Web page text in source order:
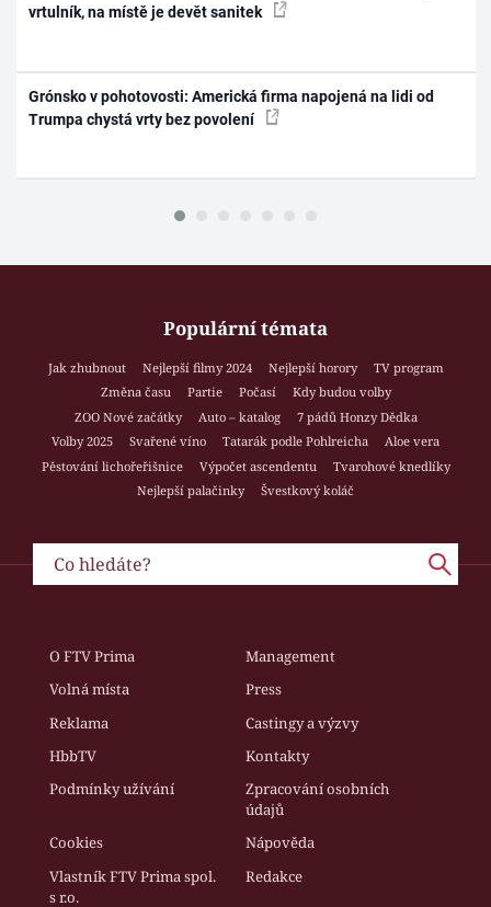
vrtulník, na místě je devět sanitek
Grónsko v pohotovosti: Americká firma napojená na lidi od
Trumpa chystá vrty bez povolení
Populární témata
Jak zhubnout Nejlepší filmy 2024 Nejlepší horory
TV program
Změna času
Partie Počasí
Kdy budou volby
ZOO Nové začátky
Auto – katalog
7 pádů Honzy Dědka
Volby 2025
Svařené víno Tatarák podle Pohlreicha
Aloe vera
Pěstování lichořeřišnice
Výpočet ascendentu
Tvarohové knedlíky
Nejlepší palačinky
Švestkový koláč
O FTV Prima
Management
Volná místa
Press
Reklama
Castingy a výzvy
HbbTV
Kontakty
Podmínky užívání
Zpracování osobních
údajů
Cookies
Nápověda
Vlastník FTV Prima spol.
s r.o.
Redakce